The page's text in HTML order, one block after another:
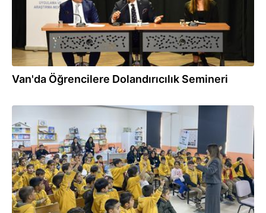
Van'da Öğrencilere Dolandırıcılık Semineri
03.01.2026